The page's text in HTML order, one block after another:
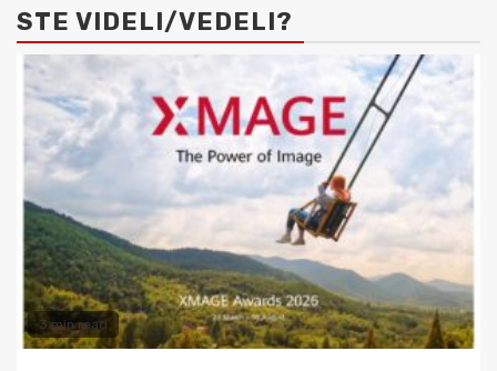
STE VIDELI/VEDELI?
3 min read